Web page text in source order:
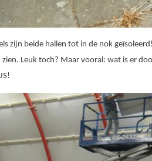
zijn beide hallen tot in de nok
zien. Leuk toch? Maar vooral: wat is er